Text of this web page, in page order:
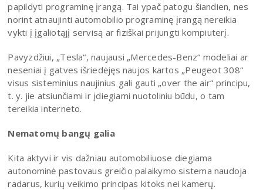
papildyti programinę įrangą. Tai ypač patogu šiandien, nes
norint atnaujinti automobilio programinę įrangą nereikia
vykti į įgaliotąjį servisą ar fiziškai prijungti kompiuterį.
Pavyzdžiui, „Tesla“, naujausi „Mercedes-Benz“ modeliai ar
neseniai į gatves išriedėjęs naujos kartos „Peugeot 308“
visus sisteminius naujinius gali gauti „over the air“ principu,
t. y. jie atsiunčiami ir įdiegiami nuotoliniu būdu, o tam
tereikia interneto.
Nematomų bangų galia
Kita aktyvi ir vis dažniau automobiliuose diegiama
autonominė pastovaus greičio palaikymo sistema naudoja
radarus, kurių veikimo principas kitoks nei kamerų.